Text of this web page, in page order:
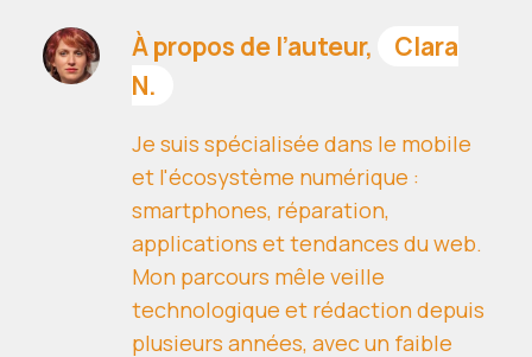
À propos de l’auteur,
Clara
N.
Je suis spécialisée dans le mobile
et l'écosystème numérique :
smartphones, réparation,
applications et tendances du web.
Mon parcours mêle veille
technologique et rédaction depuis
plusieurs années, avec un faible